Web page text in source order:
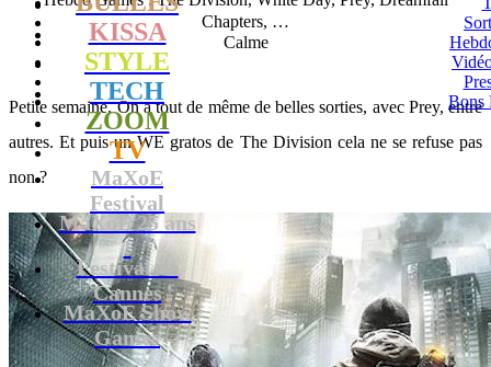
KISSA
STYLE
TECH
ZOOM
TV
MaXoE
Festival
MaXoE 25 ans
!
Festival de
Cannes
MaXoE Show
Games
Bons
Chapters, …
Calme
Petite semaine. On a tout de même de belles sorties, avec Prey, entre
autres. Et puis un WE gratos de The Division cela ne se refuse pas
non ?